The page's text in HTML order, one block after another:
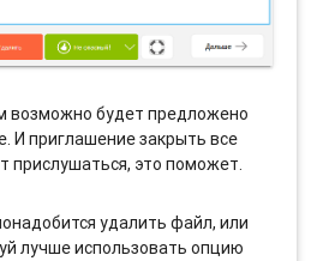
возможно будет предложено
И приглашение закрыть все
прислушаться, это поможет.
удалить файл, или
лучше использовать опцию